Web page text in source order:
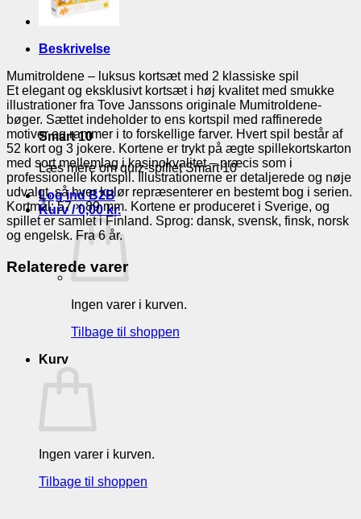
Smart 10
Læs mere om quiz-spillet Smart 10
Log ind B2B
Kurv /0,00kr.
Ingen varer i kurven.
Tilbage til shoppen
Kurv
Ingen varer i kurven.
Tilbage til shoppen
Beskrivelse
Mumitroldene – luksus kortsæt med 2 klassiske spil
Et elegant og eksklusivt kortsæt i høj kvalitet med smukke
illustrationer fra Tove Janssons originale Mumitroldene-
bøger. Sættet indeholder to ens kortspil med raffinerede
motiver og rammer i to forskellige farver. Hvert spil består af
52 kort og 3 jokere. Kortene er trykt på ægte spillekortskarton
med sort mellemlag i kasinokvalitet – præcis som i
professionelle kortspil. Illustrationerne er detaljerede og nøje
udvalgt, så hver kulør repræsenterer en bestemt bog i serien.
Kortmål: 57 × 89 mm. Kortene er produceret i Sverige, og
spillet er samlet i Finland. Sprog: dansk, svensk, finsk, norsk
og engelsk. Fra 6 år.
Relaterede varer